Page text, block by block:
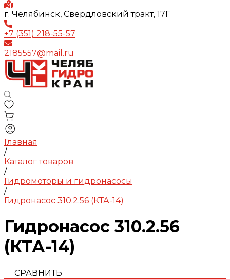
г. Челябинск, Свердловский тракт, 17Г
+7 (351) 218-55-57
2185557@mail.ru
Главная
/
Каталог товаров
/
Гидромоторы и гидронасосы
/
Гидронасос 310.2.56 (КТА-14)
Гидронасос 310.2.56
(КТА-14)
СРАВНИТЬ